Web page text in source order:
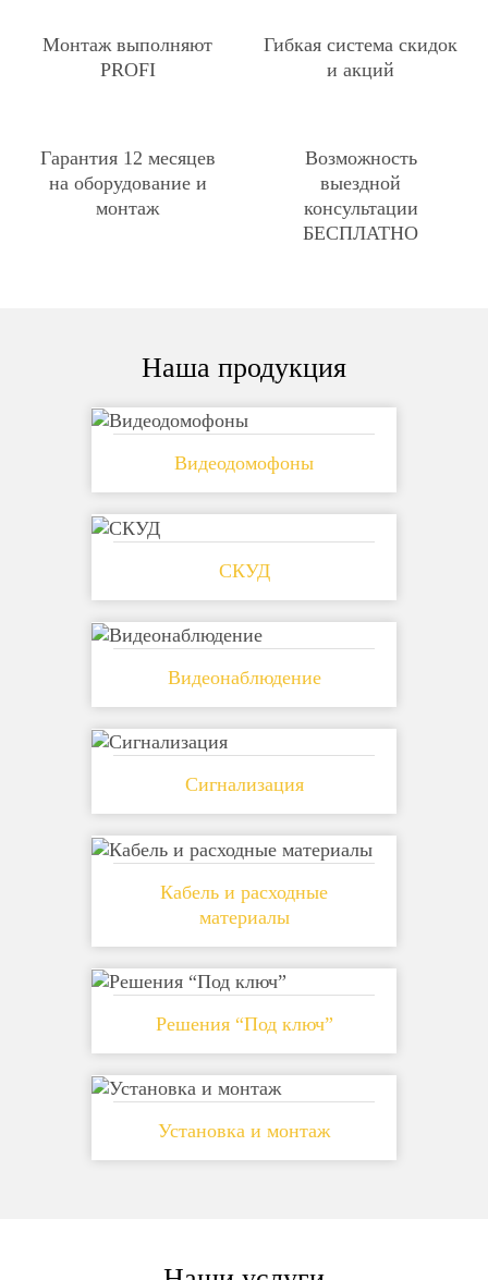
Монтаж выполняют
PROFI
Гибкая система скидок
и акций
Гарантия 12 месяцев
на оборудование и
монтаж
Возможность
выездной
консультации
БЕСПЛАТНО
Наша продукция
Видеодомофоны
СКУД
Видеонаблюдение
Сигнализация
Кабель и расходные
материалы
Решения “Под ключ”
Установка и монтаж